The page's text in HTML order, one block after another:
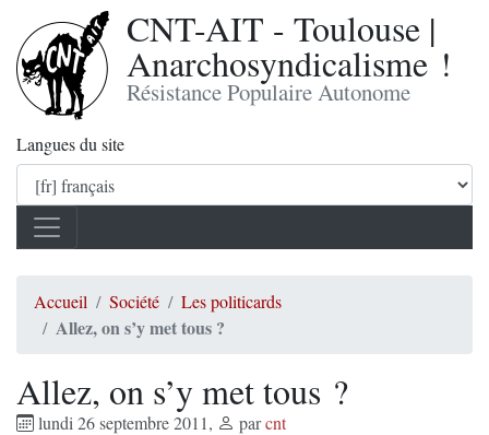
CNT-AIT - Toulouse |
Anarchosyndicalisme !
Résistance Populaire Autonome
Langues du site
Accueil Société Les politicards
Allez, on s’y met tous ?
Allez, on s’y met tous ?
lundi 26 septembre 2011, parcnt